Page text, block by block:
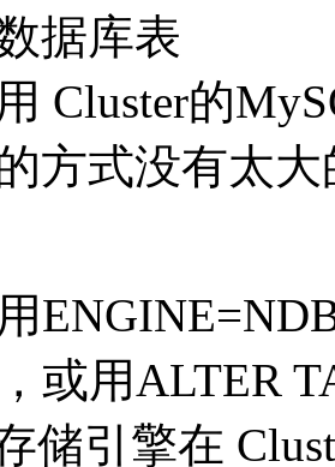
据库表
Cluster的
方式没有太
或用ALTER
储引擎在